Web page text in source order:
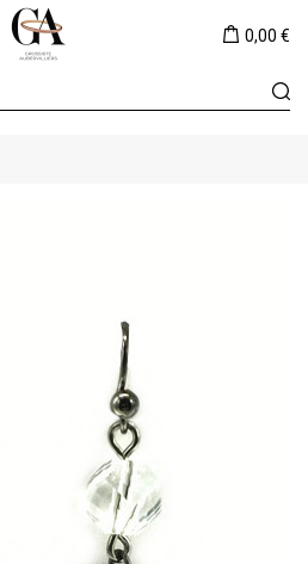
0,00 €